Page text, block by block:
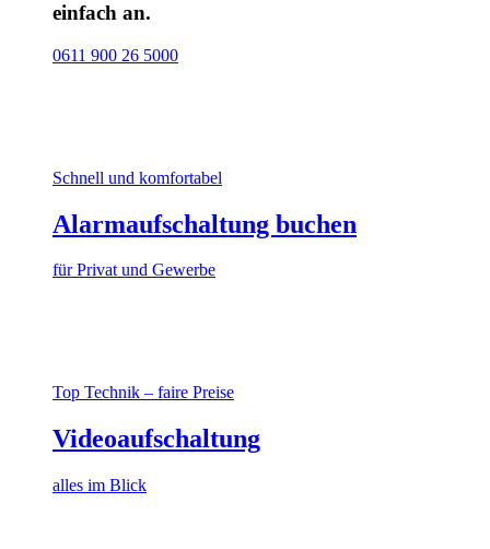
einfach an.
0611 900 26 5000
Schnell und komfortabel
Alarmaufschaltung buchen
für Privat und Gewerbe
Top Technik – faire Preise
Videoaufschaltung
alles im Blick